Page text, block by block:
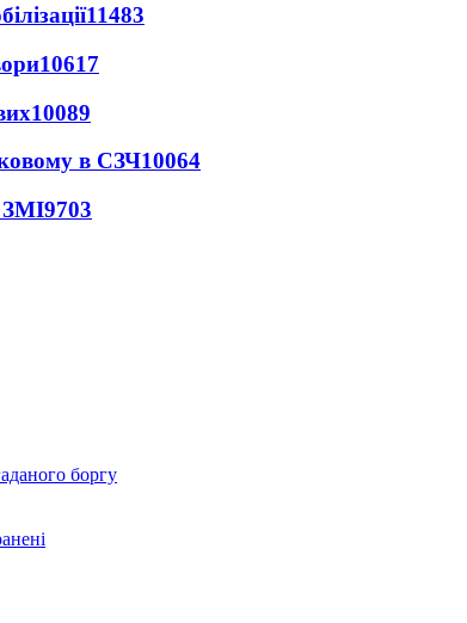
11483
10617
10089
в СЗЧ10064
ЗМІ9703
боргу